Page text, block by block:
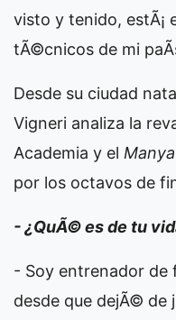
visto y tenido, estÃ¡
tÃ©cnicos de mi
Desde su ciudad
Vigneri analiza la
Academia y el Manya
por los octavos de
- ¿QuÃ© es de tu
- Soy entrenador de
desde que dejÃ© de